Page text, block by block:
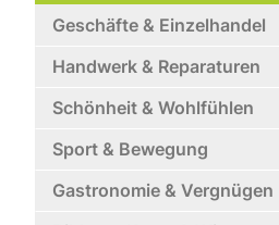
Geschäfte & Einzelhandel
Handwerk & Reparaturen
Schönheit & Wohlfühlen
Sport & Bewegung
Gastronomie & Vergnügen